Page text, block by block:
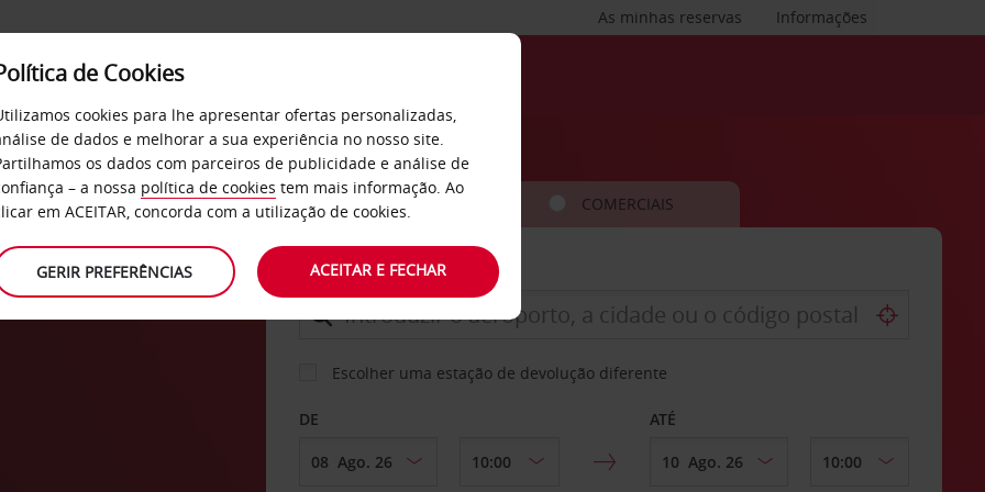
Informações
As minhas reservas
SERVIÇOS EMPRESAS
CARRO COMERCIAIS
LEVANTAR EM
Escolher uma estação de devolução diferente
DE ATÉ
de Cookies
cookies para lhe apresentar ofertas personalizadas,
de dados e melhorar a sua experiência no nosso site.
os dados com parceiros de publicidade e análise de
– a nossa política de cookies tem mais informação. Ao
em ACEITAR, concorda com a utilização de cookies.
GERIR PREFERÊNCIAS ACEITAR E FECHAR